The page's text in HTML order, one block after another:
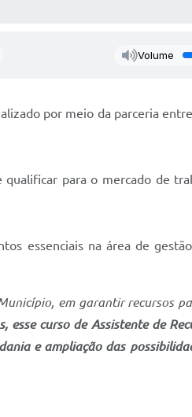
Volume
por meio da parceria
para o mercado de
essenciais na área de
em garantir recursos
curso de Assistente de
e ampliação das